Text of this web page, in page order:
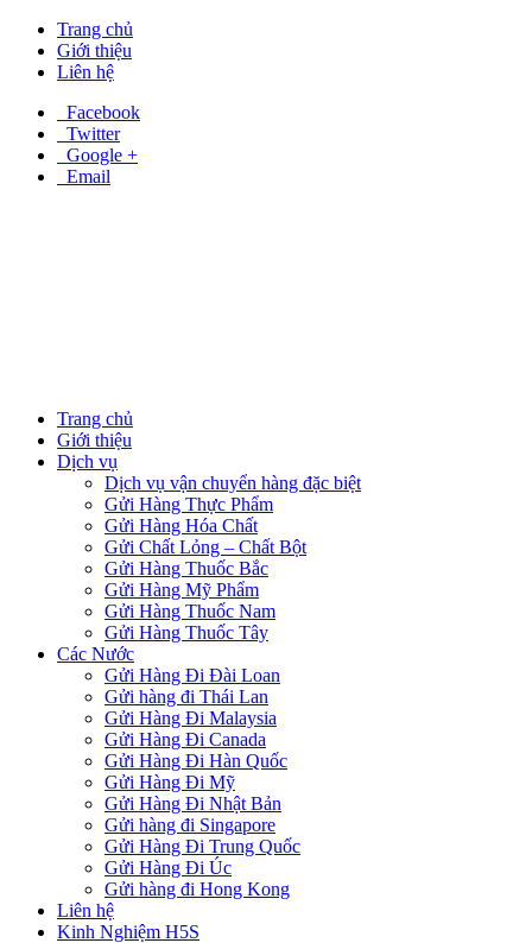
Trang chủ
Giới thiệu
Liên hệ
Facebook
Twitter
Google +
Email
Trang chủ
Giới thiệu
Dịch vụ
Dịch vụ vận chuyển hàng đặc biệt
Gửi Hàng Thực Phẩm
Gửi Hàng Hóa Chất
Gửi Chất Lỏng – Chất Bột
Gửi Hàng Thuốc Bắc
Gửi Hàng Mỹ Phẩm
Gửi Hàng Thuốc Nam
Gửi Hàng Thuốc Tây
Các Nước
Gửi Hàng Đi Đài Loan
Gửi hàng đi Thái Lan
Gửi Hàng Đi Malaysia
Gửi Hàng Đi Canada
Gửi Hàng Đi Hàn Quốc
Gửi Hàng Đi Mỹ
Gửi Hàng Đi Nhật Bản
Gửi hàng đi Singapore
Gửi Hàng Đi Trung Quốc
Gửi Hàng Đi Úc
Gửi hàng đi Hong Kong
Liên hệ
Kinh Nghiệm H5S